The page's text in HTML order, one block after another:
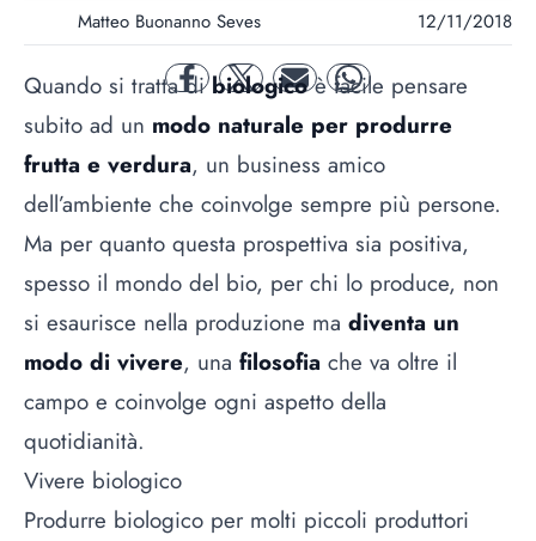
Matteo Buonanno Seves 12/11/2018
facebooktwitter mail whatsapp
Quando si tratta dibiologicoè facile pensare
subito ad un modo naturale per produrre
frutta e verdura, un business amico
dell’ambiente che coinvolge sempre più persone.
Ma per quanto questa prospettiva sia positiva,
spesso il mondo del bio, per chi lo produce, non
si esaurisce nella produzione ma diventa un
modo di vivere, una filosofia che va oltre il
campo e coinvolge ogni aspetto della
quotidianità.
Vivere biologico
Produrre biologico per molti piccoli produttori